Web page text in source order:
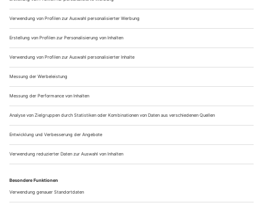
Touren, Glamping oder ein exklusiver Helikopterflug.
Warum sind gemeinsame Erlebnisse wichtig?
Gemeinsame Erlebnisse schaffen Erinnerungen, stärken die
Bindung und sorgen für neue Impulse in der Beziehung.
Die schönsten Erinnerungen erlebt man
gemeinsam
verpacken. Sie entstehen dann, wenn man gemeinsam lacht,
erlebt. Eine
eine Liste. Sie ist eine Sammlung von Erinnerungen, die noch